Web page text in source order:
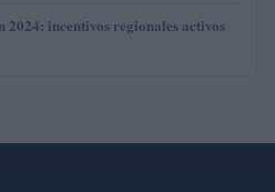
2024: incentivos regionales activos